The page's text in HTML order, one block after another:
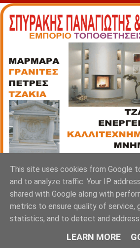
ΠΙΑΤΣΑ
This site uses cookies from Google
and to analyze traffic. Your IP
shared with Google along with
metrics to ensure quality of service,
statistics, and to detect and address
LEARN MORE